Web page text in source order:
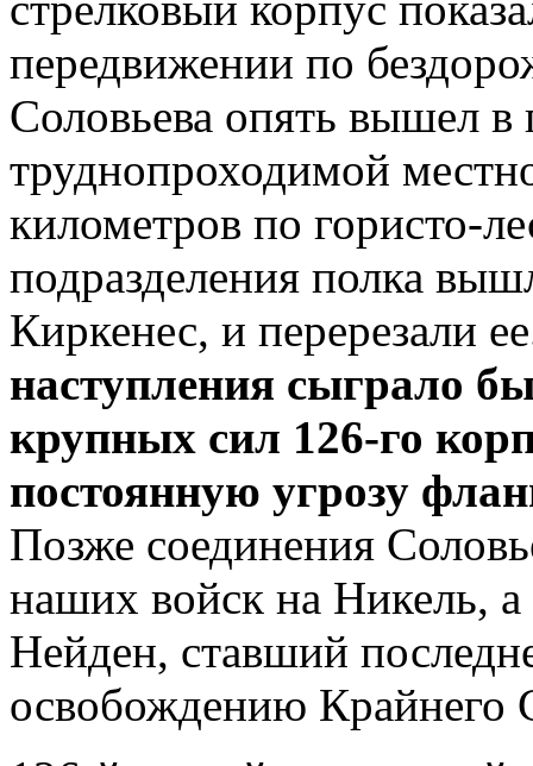
передвижении по
Соловьева опять вышел в
труднопроходимой
километров по гористо-
подразделения полка
Киркенес, и перерезали
наступления сыграло
крупных сил 126-го
постоянную угрозу
Позже соединения
наших войск на Никель, а
Нейден, ставший
освобождению Крайнего